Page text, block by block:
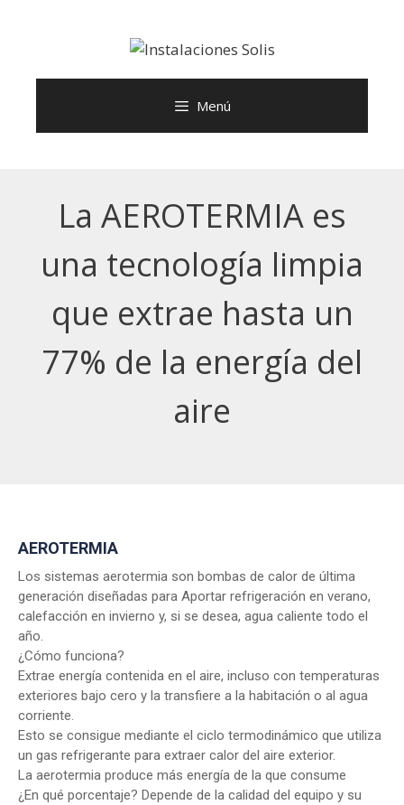
Menú
La AEROTERMIA es
una tecnología limpia
que extrae hasta un
77% de la energía del
aire
AEROTERMIA
Los sistemas aerotermia son bombas de calor de última
generación diseñadas para Aportar refrigeración en verano,
calefacción en invierno y, si se desea, agua caliente todo el
año.
¿Cómo funciona?
Extrae energía contenida en el aire, incluso con temperaturas
exteriores bajo cero y la transfiere a la habitación o al agua
corriente.
Esto se consigue mediante el ciclo termodinámico que utiliza
un gas refrigerante para extraer calor del aire exterior.
La aerotermia produce más energía de la que consume
¿En qué porcentaje? Depende de la calidad del equipo y su